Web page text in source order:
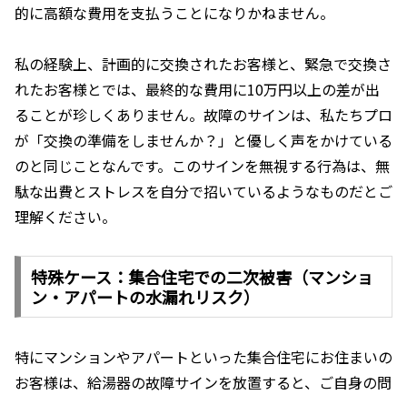
的に高額な費用を支払うことになりかねません。
私の経験上、計画的に交換されたお客様と、緊急で交換さ
れたお客様とでは、最終的な費用に10万円以上の差が出
ることが珍しくありません。故障のサインは、私たちプロ
が「交換の準備をしませんか？」と優しく声をかけている
のと同じことなんです。このサインを無視する行為は、無
駄な出費とストレスを自分で招いているようなものだとご
理解ください。
特殊ケース：集合住宅での二次被害（マンショ
ン・アパートの水漏れリスク）
特にマンションやアパートといった集合住宅にお住まいの
お客様は、給湯器の故障サインを放置すると、ご自身の問